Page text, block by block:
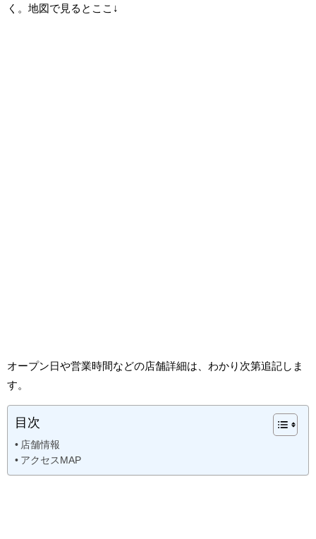
く。地図で見るとここ↓
オープン日や営業時間などの店舗詳細は、わかり次第追記しま
す。
目次
店舗情報
アクセスMAP